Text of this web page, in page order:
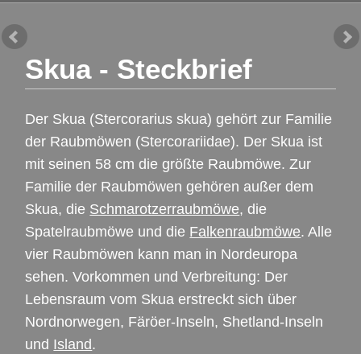
Skua - Steckbrief
Der Skua (Stercorarius skua) gehört zur Familie
der Raubmöwen (Stercorariidae). Der Skua ist
mit seinen 58 cm die größte Raubmöwe. Zur
Familie der Raubmöwen gehören außer dem
Skua, die Schmarotzerraubmöwe, die
Spatelraubmöwe und die Falkenraubmöwe. Alle
vier Raubmöwen kann man in Nordeuropa
sehen. Vorkommen und Verbreitung: Der
Lebensraum vom Skua erstreckt sich über
Nordnorwegen, Färöer-Inseln, Shetland-Inseln
und Island.